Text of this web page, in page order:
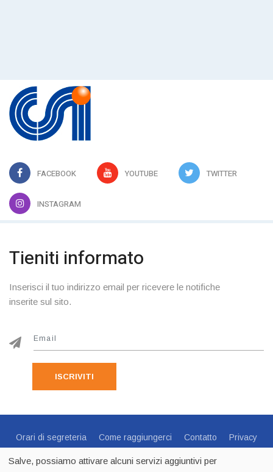
FACEBOOK YOUTUBE TWITTER
INSTAGRAM
Tieniti informato
Inserisci il tuo indirizzo email per ricevere le notifiche
inserite sul sito.
ISCRIVITI
Orari di segreteria Come raggiungerci Contatto
Privacy
Salve, possiamo attivare alcuni servizi aggiuntivi per